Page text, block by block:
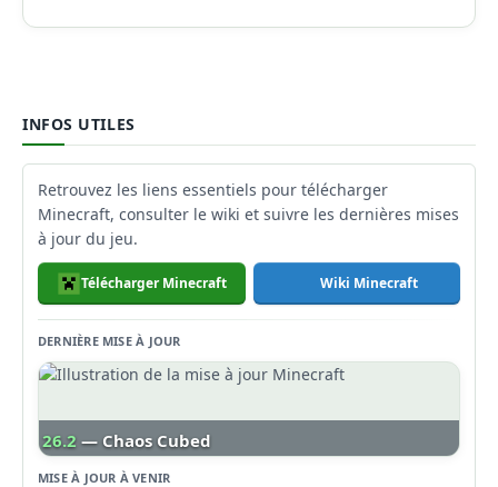
INFOS UTILES
Retrouvez les liens essentiels pour télécharger
Minecraft, consulter le wiki et suivre les dernières mises
à jour du jeu.
Télécharger Minecraft Wiki Minecraft
DERNIÈRE MISE À JOUR
26.2 — Chaos Cubed
MISE À JOUR À VENIR